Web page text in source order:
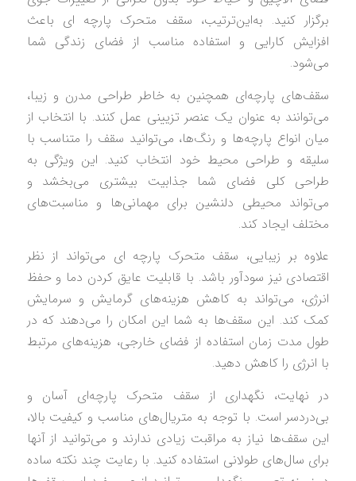
برگزار کنید. به‌این‌ترتیب، سقف متحرک پارچه‌ ای باعث
افزایش کارایی و استفاده مناسب از فضای زندگی شما
می‌شود.
سقف‌های پارچه‌ای همچنین به خاطر طراحی مدرن و زیبا،
می‌توانند به عنوان یک عنصر تزیینی عمل کنند. با انتخاب از
میان انواع پارچه‌ها و رنگ‌ها، می‌توانید سقف را متناسب با
سلیقه و طراحی محیط خود انتخاب کنید. این ویژگی به
طراحی کلی فضای شما جذابیت بیشتری می‌بخشد و
می‌تواند محیطی دلنشین برای مهمانی‌ها و مناسبت‌های
مختلف ایجاد کند.
علاوه بر زیبایی، سقف متحرک پارچه‌ ای می‌تواند از نظر
اقتصادی نیز سودآور باشد. با قابلیت عایق کردن دما و حفظ
انرژی، می‌تواند به کاهش هزینه‌های گرمایش و سرمایش
کمک کند. این سقف‌ها به شما این امکان را می‌دهند که در
طول مدت زمان استفاده از فضای خارجی، هزینه‌های مرتبط
با انرژی را کاهش دهید.
در نهایت، نگهداری از سقف متحرک پارچه‌ای آسان و
بی‌دردسر است. با توجه به متریال‌های مناسب و کیفیت بالا،
این سقف‌ها نیاز به مراقبت زیادی ندارند و می‌توانید از آنها
برای سال‌های طولانی استفاده کنید. با رعایت چند نکته ساده